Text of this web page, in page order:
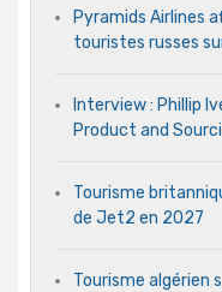
Pyramids Airlines
touristes russes
Interview : Phillip
Product and
Tourisme
de Jet2 en 2027
Tourisme algérien